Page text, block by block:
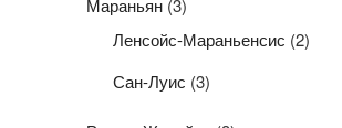
Мараньян (3)
Ленсойс-Мараньенсис (2)
Сан-Луис (3)